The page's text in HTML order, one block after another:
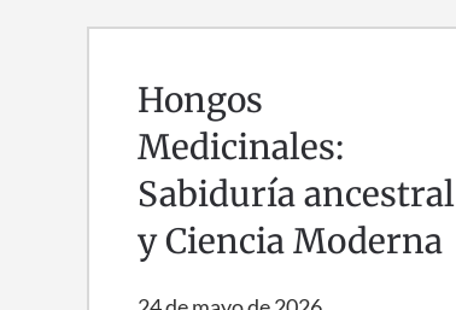
Hongos
Medicinales:
Sabiduría ancestral
y Ciencia Moderna